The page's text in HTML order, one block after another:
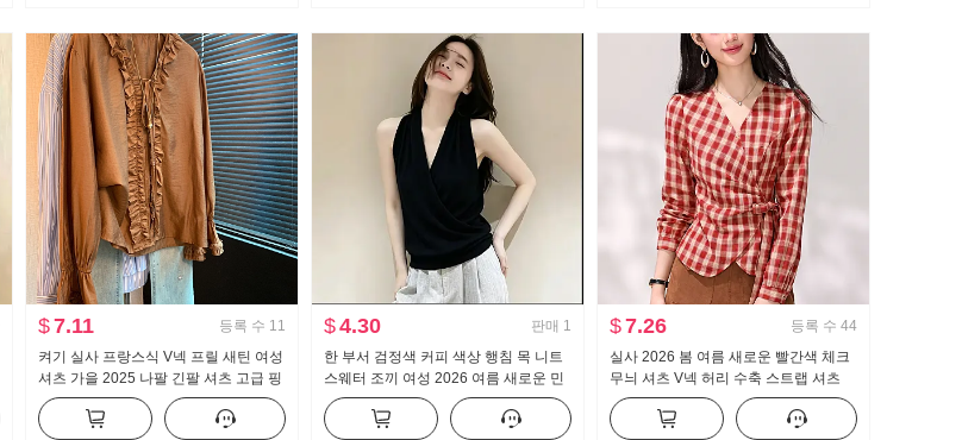
$7.11 등록 수 11
켜기 실사 프랑스식 V넥 프릴 새틴 여성
셔츠 가을 2025 나팔 긴팔 셔츠 고급 핑
크색 맨위
$4.30 판매 1
한 부서 검정색 커피 색상 행침 목 니트
스웨터 조끼 여성 2026 여름 새로운 민
소매 Chic 맨위 단색 슬림해 보이는
$7.26 등록 수 44
실사 2026 봄 여름 새로운 빨간색 체크
무늬 셔츠 V넥 허리 수축 스트랩 셔츠
긴팔 맨위 여성